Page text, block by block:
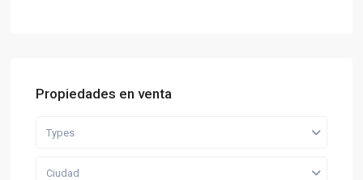
Propiedades en venta
Types
Ciudad